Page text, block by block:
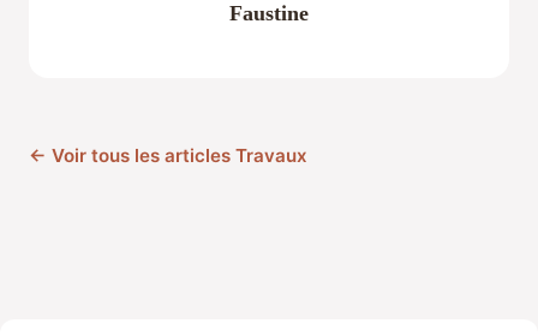
Faustine
← Voir tous les articles Travaux